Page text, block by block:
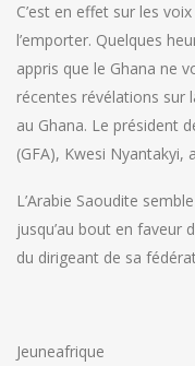
C’est en effet sur les
l’emporter. Quelques
appris que le Ghana ne
récentes révélations sur
au Ghana. Le président
(GFA), Kwesi Nyantakyi,
L’Arabie Saoudite
jusqu’au bout en faveur
du dirigeant de sa
Jeuneafrique